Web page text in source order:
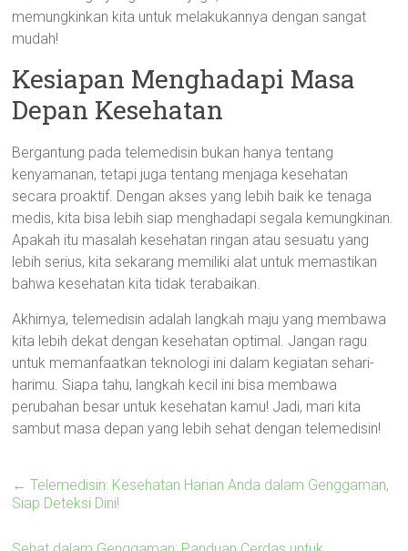
memungkinkan kita untuk melakukannya dengan sangat
mudah!
Kesiapan Menghadapi Masa
Depan Kesehatan
Bergantung pada telemedisin bukan hanya tentang
kenyamanan, tetapi juga tentang menjaga kesehatan
secara proaktif. Dengan akses yang lebih baik ke tenaga
medis, kita bisa lebih siap menghadapi segala kemungkinan.
Apakah itu masalah kesehatan ringan atau sesuatu yang
lebih serius, kita sekarang memiliki alat untuk memastikan
bahwa kesehatan kita tidak terabaikan.
Akhirnya, telemedisin adalah langkah maju yang membawa
kita lebih dekat dengan kesehatan optimal. Jangan ragu
untuk memanfaatkan teknologi ini dalam kegiatan sehari-
harimu. Siapa tahu, langkah kecil ini bisa membawa
perubahan besar untuk kesehatan kamu! Jadi, mari kita
sambut masa depan yang lebih sehat dengan telemedisin!
← Telemedisin: Kesehatan Harian Anda dalam Genggaman,
Siap Deteksi Dini!